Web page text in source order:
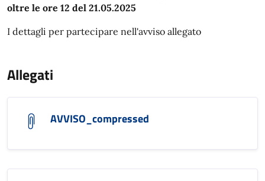
oltre le ore 12 del 21.05.2025
I dettagli per partecipare nell'avviso allegato
Allegati
AVVISO_compressed